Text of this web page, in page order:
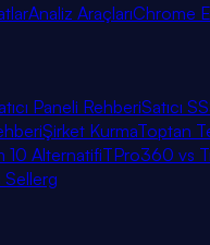
Analiz AraçlarıChrome
Paneli RehberiSatıcı
Şirket KurmaToptan
10 AlternatifiTPro360 vs